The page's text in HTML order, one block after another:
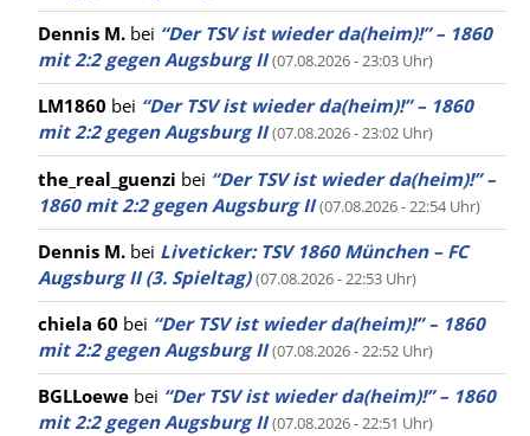
Dennis M. bei “Der TSV ist wieder da(heim)!” – 1860
mit 2:2 gegen Augsburg II (07.08.2026 - 23:03 Uhr)
LM1860 bei “Der TSV ist wieder da(heim)!” – 1860
mit 2:2 gegen Augsburg II (07.08.2026 - 23:02 Uhr)
the_real_guenzi bei “Der TSV ist wieder da(heim)!” –
1860 mit 2:2 gegen Augsburg II (07.08.2026 - 22:54 Uhr)
Dennis M. bei Liveticker: TSV 1860 München – FC
Augsburg II (3. Spieltag) (07.08.2026 - 22:53 Uhr)
chiela 60 bei “Der TSV ist wieder da(heim)!” – 1860
mit 2:2 gegen Augsburg II (07.08.2026 - 22:52 Uhr)
BGLLoewe bei “Der TSV ist wieder da(heim)!” – 1860
mit 2:2 gegen Augsburg II (07.08.2026 - 22:51 Uhr)